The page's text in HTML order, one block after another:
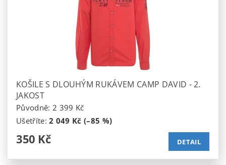
KOŠILE S DLOUHÝM RUKÁVEM CAMP DAVID - 2.
JAKOST
Původně: 2 399 Kč
Ušetříte:2 049 Kč (–85 %)
350 Kč DETAIL